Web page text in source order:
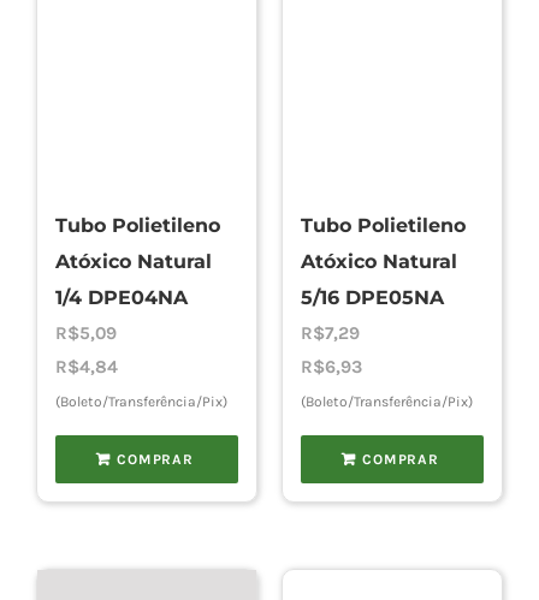
Tubo Polietileno
Atóxico Natural
1/4 DPE04NA
R$5,09
R$4,84
(Boleto/Transferência/Pix)
COMPRAR
Tubo Polietileno
Atóxico Natural
5/16 DPE05NA
R$7,29
R$6,93
(Boleto/Transferência/Pix)
COMPRAR